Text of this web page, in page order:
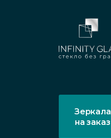
Зеркала
на заказ